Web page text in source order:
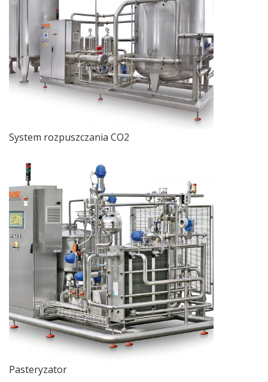
System rozpuszczania CO2
Pasteryzator